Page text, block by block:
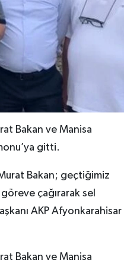
Bakan ve Manisa
gitti.
Bakan; geçtiğimiz
çağırarak sel
AKP Afyonkarahisar
Bakan ve Manisa